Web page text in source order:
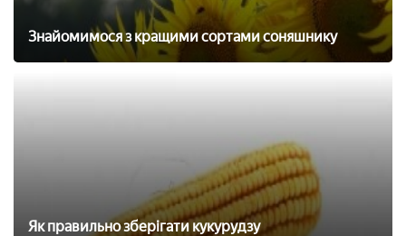
Знайомимося з кращими сортами соняшнику
Як правильно зберігати кукурудзу